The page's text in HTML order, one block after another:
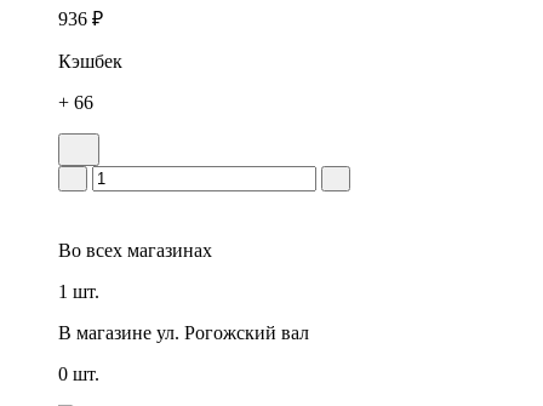
936 ₽
Кэшбек
+ 66
Во всех магазинах
1 шт.
В магазине ул. Рогожский вал
0 шт.